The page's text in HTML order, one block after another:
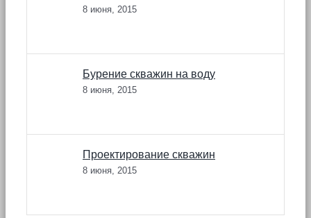
8 июня, 2015
Бурение скважин на воду
8 июня, 2015
Проектирование скважин
8 июня, 2015